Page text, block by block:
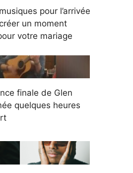
pour l’arrivée
un moment
votre mariage
finale de Glen
quelques heures